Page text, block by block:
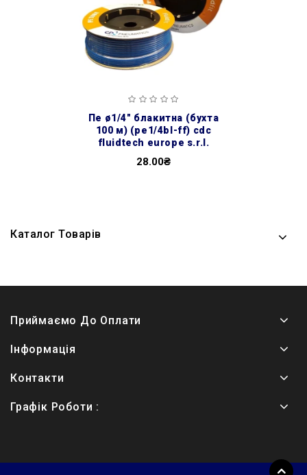
пе ø1/4″ блакитна (бухта
100 м) (pe1/4bl-ff) cdc
fluidtech europe s.r.l.
28.00₴
Каталог Товарів
Приймаємо До Оплати
Інформація
Контакти
Графік Роботи :